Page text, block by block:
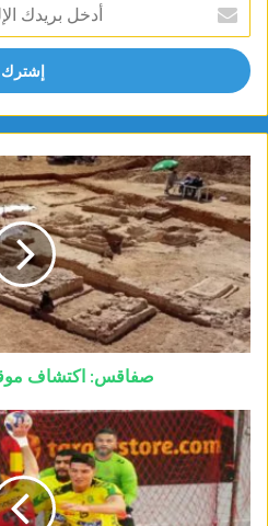
بريدك
الإلكتروني
صفاقس: اكتشاف